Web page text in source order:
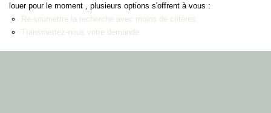
CHASSE IMMOBILIÈRE
NOTRE AGENCE
louer pour le moment , plusieurs options s'offrent à vous :
Re-soumettre la recherche avec moins de critères.
Transmettez-nous votre demande